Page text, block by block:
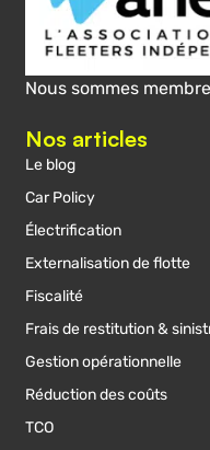
Nous sommes
Nos articles
Le blog
Car Policy
Électrification
Externalisation de flotte
Fiscalité
Frais de restitution &
Gestion opérationnelle
Réduction des coûts
TCO